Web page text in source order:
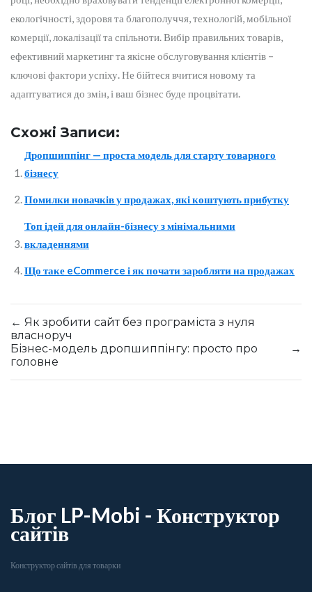
екологічності, здоровя та благополуччя, технологій, мобільної
комерції, локалізації та спільноти. Вибір правильних товарів,
ефективний маркетинг та якісне обслуговування клієнтів –
ключові фактори успіху. Не бійтеся вчитися новому та
адаптуватися до змін, і ваш бізнес буде процвітати.
Схожі Записи:
Дропшиппінг — проста модель для старту товарного
бізнесу
Помилки новачків у продажах, які коштують прибутку
Топ ідей для онлайн-бізнесу з мінімальними
вкладеннями
Що таке eCommerce і як почати заробляти на продажах
← Як зробити сайт без програміста з нуля
власноруч
→
Бізнес-модель дропшиппінгу: просто про
головне
Блог LP-Mobi - Конструктор
сайтів
Конструктор сайтів для товарки